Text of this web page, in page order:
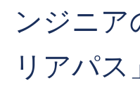
ンジニア
リアパ